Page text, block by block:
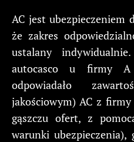
AC jest ubezpieczeniem
że zakres
ustalany
autocasco u firmy
odpowiadało
jakościowym) AC z
gąszczu ofert, z
warunki ubezpieczenia),